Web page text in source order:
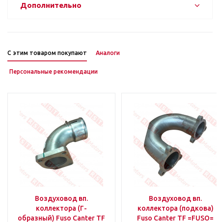
Дополнительно
С этим товаром покупают Аналоги
Персональные рекомендации
Воздуховод вп.
коллектора (Г-
образный) Fuso Canter TF
Воздуховод вп.
коллектора (подкова)
Fuso Canter TF =FUSO=